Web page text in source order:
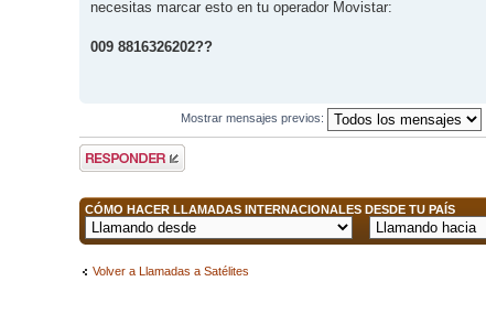
necesitas marcar esto en tu operador Movistar:
009 8816326202??
Mostrar mensajes previos:
Publicar una
respuesta
CÓMO HACER LLAMADAS INTERNACIONALES DESDE TU PAÍS
Volver a Llamadas a Satélites